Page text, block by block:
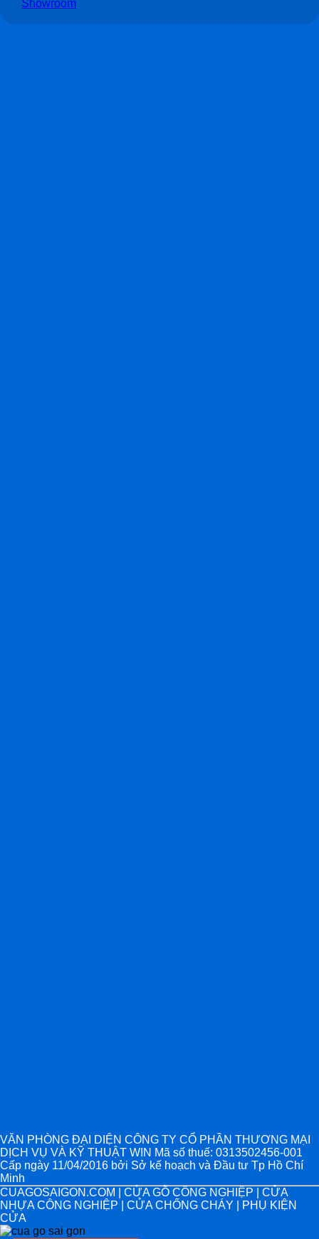
Showroom
VĂN PHÒNG ĐẠI DIỆN CÔNG TY CỔ PHẦN THƯƠNG MẠI
DỊCH VỤ VÀ KỸ THUẬT WIN Mã số thuế: 0313502456-001
Cấp ngày 11/04/2016 bởi Sở kế hoạch và Đầu tư Tp Hồ Chí
Minh
CUAGOSAIGON.COM | CỬA GỖ CÔNG NGHIỆP | CỬA
NHỰA CÔNG NGHIỆP | CỬA CHỐNG CHÁY | PHỤ KIỆN
CỬA